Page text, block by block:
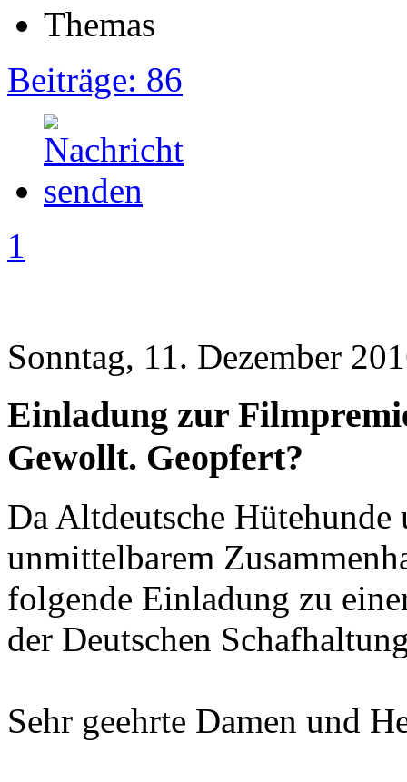
Beiträge: 86
1
Sonntag, 11. Dezember
Einladung zur
Gewollt. Geopfert?
Da Altdeutsche
unmittelbarem
folgende Einladung zu
der Deutschen
Sehr geehrte Damen und